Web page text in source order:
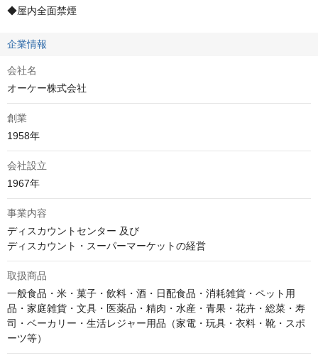
◆屋内全面禁煙
企業情報
会社名
オーケー株式会社
創業
1958年
会社設立
1967年
事業内容
ディスカウントセンター 及び
取扱商品
一般食品・米・菓子・飲料・酒・日配食品・消耗雑貨・ペット用
品・家庭雑貨・文具・医薬品・精肉・水産・青果・花卉・総菜・寿
司・ベーカリー・生活レジャー用品（家電・玩具・衣料・靴・スポ
ーツ等）